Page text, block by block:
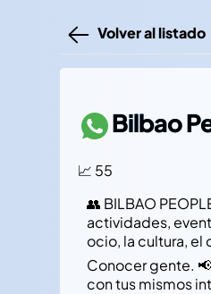
Volver al listado
Bilbao
📈 55
👥 BILBAO
actividades,
ocio, la cultura, el
Conocer gente.
con tus mismos